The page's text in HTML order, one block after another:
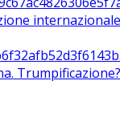
Trumpificazione?